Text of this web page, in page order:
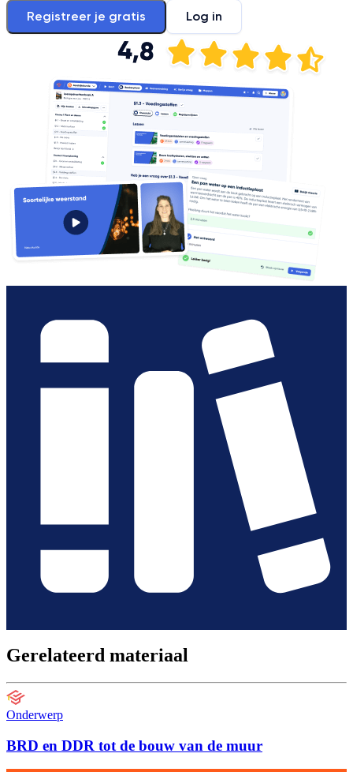
Registreer je gratis Log in
Gerelateerd materiaal
Onderwerp
BRD en DDR tot de bouw van de muur